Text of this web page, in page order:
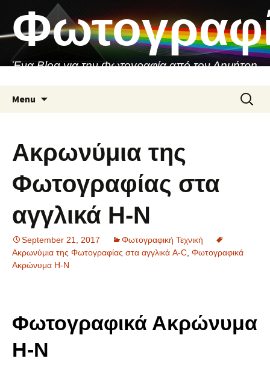
content
Ένα Blog για την Φωτογραφία από τον Δημήτρη
Menu
Search
for:
Ακρωνύμια της
Φωτογραφίας στα
αγγλικά H-N
September 21, 2017
Φωτογραφική Τεχνική
Ακρωνύμια της Φωτογραφίας στα αγγλικά A-C Φωτογραφικά
Ακρώνυμα H-N
Φωτογραφικά Ακρώνυμα
H-N